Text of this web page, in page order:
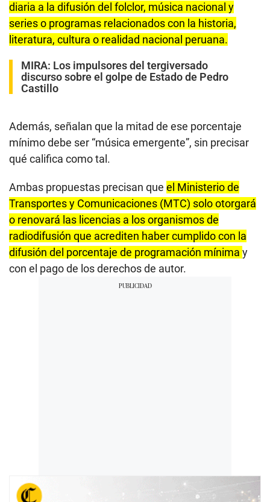
diaria a la difusión del folclor, música nacional y
series o programas relacionados con la historia,
literatura, cultura o realidad nacional peruana.
MIRA: Los impulsores del tergiversado
discurso sobre el golpe de Estado de Pedro
Castillo
Además, señalan que la mitad de ese porcentaje
mínimo debe ser “música emergente”, sin precisar
qué califica como tal.
Ambas propuestas precisan que el Ministerio de
Transportes y Comunicaciones (MTC) solo otorgará
o renovará las licencias a los organismos de
radiodifusión que acrediten haber cumplido con la
difusión del porcentaje de programación mínima y
con el pago de los derechos de autor.